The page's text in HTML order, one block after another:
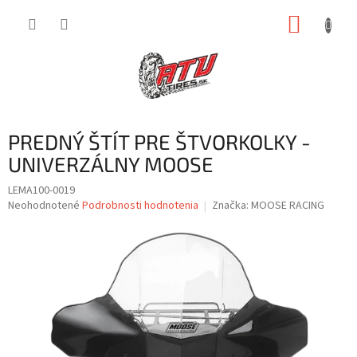
PREDNÝ ŠTÍT PRE ŠTVORKOLKY -
UNIVERZÁLNY MOOSE
LEMA100-0019
Priemerné
hviezdičiek.
Neohodnotené Podrobnosti hodnotenia Značka: MOOSE RACING